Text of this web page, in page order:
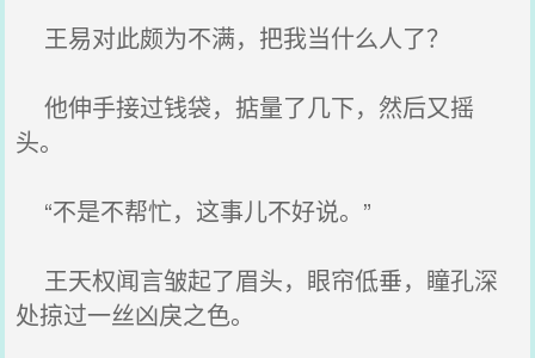
王易对此颇为不满，把我当什么人了？
他伸手接过钱袋，掂量了几下，然后又摇
头。
“不是不帮忙，这事儿不好说。”
王天权闻言皱起了眉头，眼帘低垂，瞳孔深
处掠过一丝凶戾之色。